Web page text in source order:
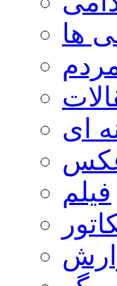
ها
ای
فیلم